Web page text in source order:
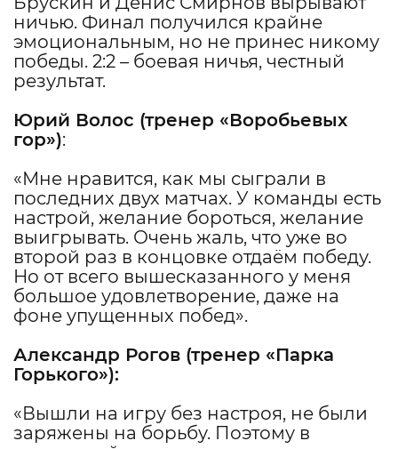
ничью. Финал получился крайне
эмоциональным, но не принес никому
победы. 2:2 – боевая ничья, честный
результат.
Юрий Волос (тренер «Воробьевых
гор»):
«Мне нравится, как мы сыграли в
последних двух матчах. У команды есть
настрой, желание бороться, желание
выигрывать. Очень жаль, что уже во
второй раз в концовке отдаём победу.
Но от всего вышесказанного у меня
большое удовлетворение, даже на
фоне упущенных побед».
Александр Рогов (тренер «Парка
Горького»):
«Вышли на игру без настроя, не были
заряжены на борьбу. Поэтому в